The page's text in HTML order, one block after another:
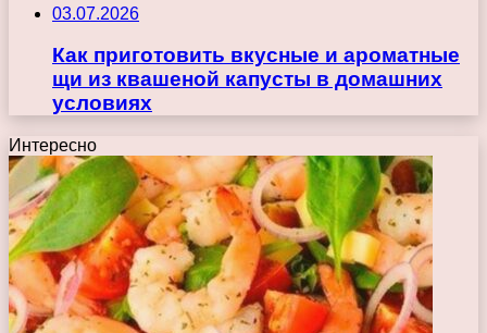
03.07.2026
Как приготовить вкусные и ароматные
щи из квашеной капусты в домашних
условиях
Интересно